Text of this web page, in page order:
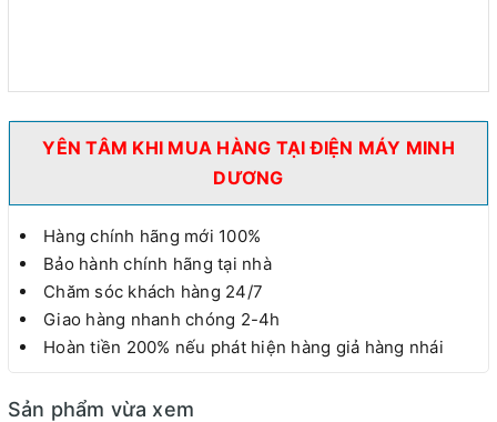
YÊN TÂM KHI MUA HÀNG TẠI ĐIỆN MÁY MINH
DƯƠNG
Hàng chính hãng mới 100%
Bảo hành chính hãng tại nhà
Chăm sóc khách hàng 24/7
Giao hàng nhanh chóng 2-4h
Hoàn tiền 200% nếu phát hiện hàng giả hàng nhái
Sản phẩm vừa xem